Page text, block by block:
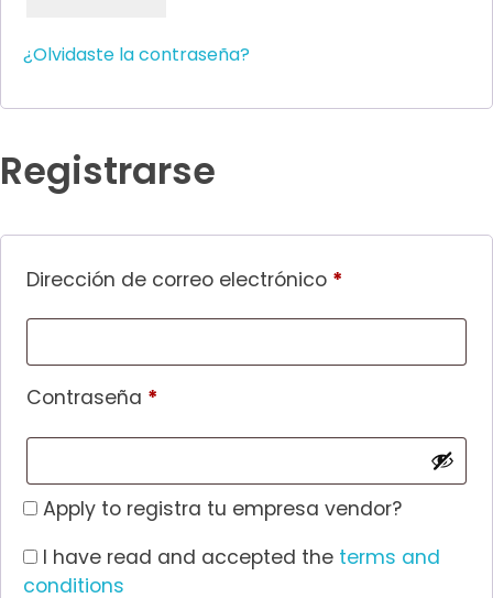
¿Olvidaste la contraseña?
Registrarse
Dirección de correo electrónico *
Contraseña *
Apply to registra tu empresa vendor?
I have read and accepted the terms and
conditions